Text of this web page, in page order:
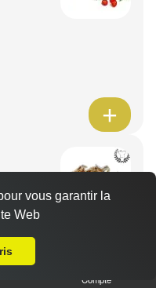
Compte
vous garantir la
Web